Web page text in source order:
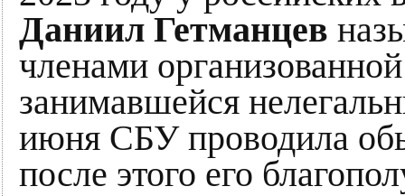
Даниил Гетманцев
членами
занимавшейся
июня СБУ проводила
после этого его